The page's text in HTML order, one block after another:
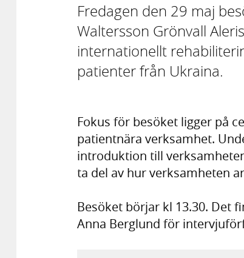
Fredagen den 29 maj
Waltersson Grönvall
internationellt
patienter från Ukraina.
Fokus för besöket ligger på
patientnära verksamhet.
introduktion till
ta del av hur verksamheten
Besöket börjar kl 13.30. Det
Anna Berglund för